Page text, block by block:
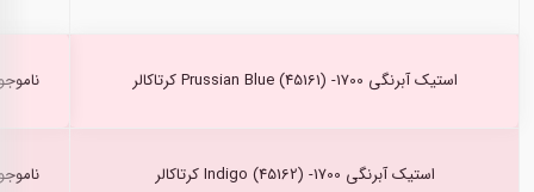
استیک آبرنگی Prussian Blue (45161) -1700 کرتاکالر
استیک آبرنگی Indigo (45162) -1700 کرتاکالر